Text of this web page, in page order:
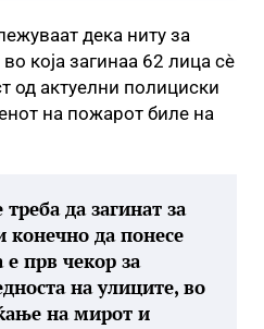
дека ниту за
која загинаа 62 лица сè
од актуелни полициски
на пожарот биле на
да загинат за
да понесе
е прв чекор за
на улиците, во
на мирот и